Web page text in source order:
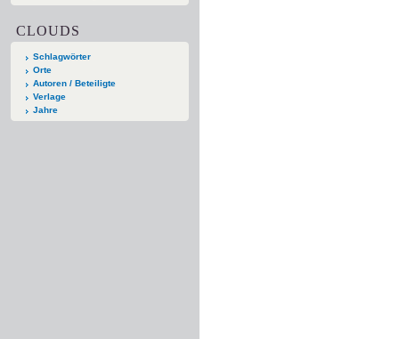
CLOUDS
Schlagwörter
Orte
Autoren / Beteiligte
Verlage
Jahre